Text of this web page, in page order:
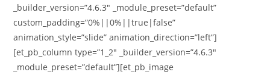
_builder_version=”4.6.3″ _module_preset=”default”
custom_padding=”0%||0%||true|false”
animation_style=”slide” animation_direction=”left”]
[et_pb_column type=”1_2″ _builder_version=”4.6.3″
_module_preset=”default”][et_pb_image